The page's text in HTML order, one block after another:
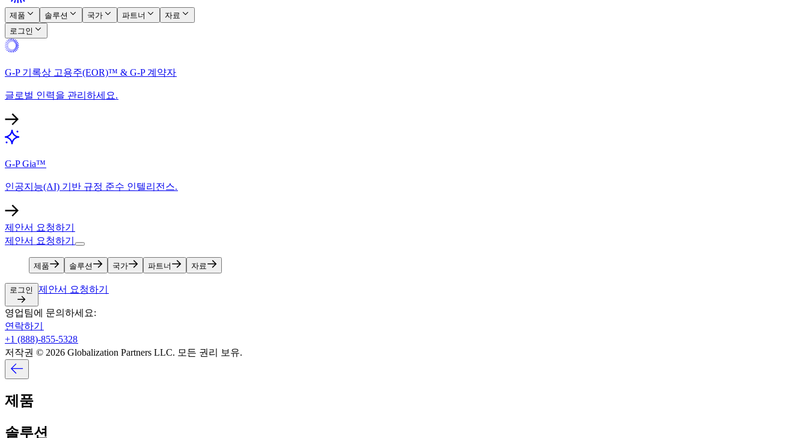
제품​​ 솔루션​​ 국가​​ 파트너​​
자료​​
로그인​​
G-P 기록상 고용주(EOR)™ & G-P 계약자​​
글로벌 인력을 관리하세요.​​
G-P Gia™​​
인공지능(AI) 기반 규정 준수 인텔리전스.​​
제안서 요청하기​​
제안서 요청하기​​
제품​​ 솔루션​​ 국가​​ 파트너​​ 자료​​
로그인​​ 제안서 요청하기​​
영업팀에 문의하세요:​​
연락하기​​
+1 (888)-855-5328​​
저작권 © 2026 Globalization Partners LLC. 모든 권리 보유.​​
제품​​
솔루션​​